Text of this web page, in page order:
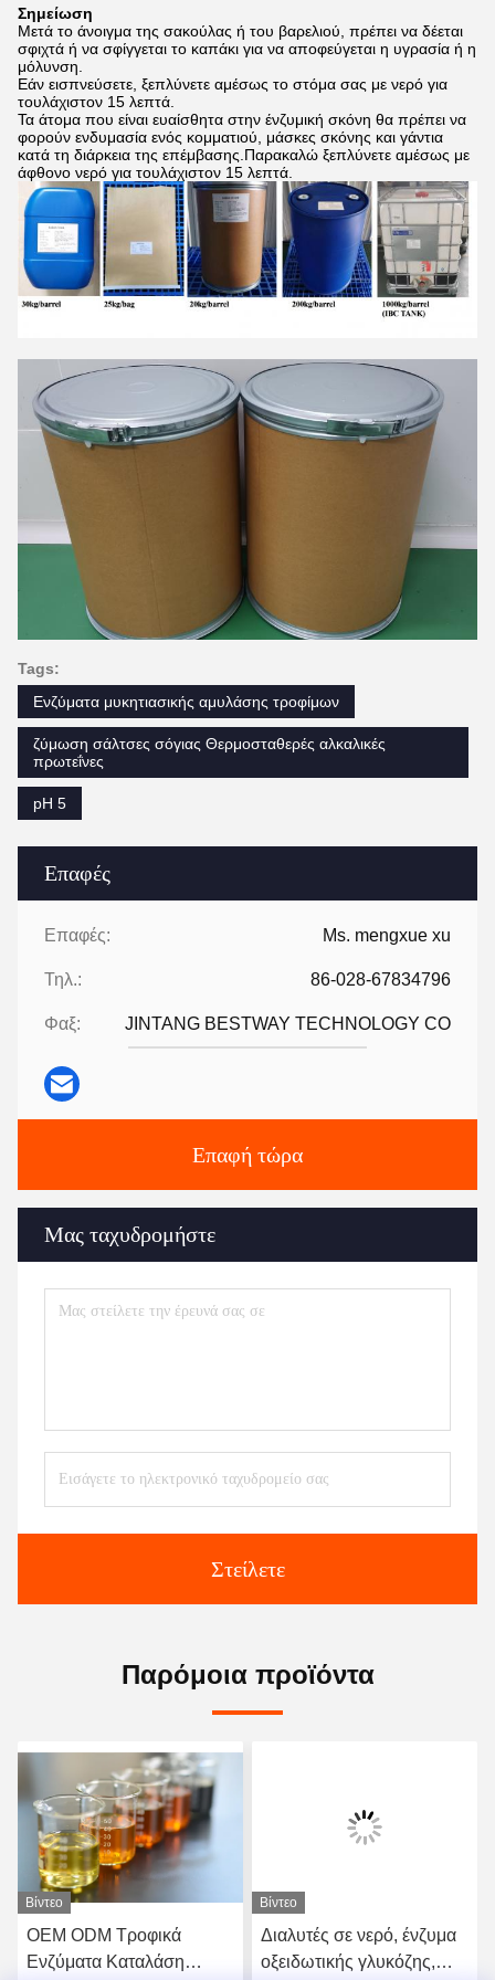
Επαφές
Επαφές: Ms. mengxue xu
Τηλ.: 86-028-67834796
Φαξ: JINTANG BESTWAY TECHNOLOGY CO
Επαφή τώρα
Μας ταχυδρομήστε
Στείλετε
Σημείωση
Μετά το άνοιγμα της σακούλας ή του βαρελιού, πρέπει να δέεται
σφιχτά ή να σφίγγεται το καπάκι για να αποφεύγεται η υγρασία ή η
μόλυνση.
Εάν εισπνεύσετε, ξεπλύνετε αμέσως το στόμα σας με νερό για
τουλάχιστον 15 λεπτά.
Τα άτομα που είναι ευαίσθητα στην ένζυμική σκόνη θα πρέπει να
φορούν ενδυμασία ενός κομματιού, μάσκες σκόνης και γάντια
κατά τη διάρκεια της επέμβασης.Παρακαλώ ξεπλύνετε αμέσως με
άφθονο νερό για τουλάχιστον 15 λεπτά.
Tags:
Ενζύματα μυκητιασικής αμυλάσης τροφίμων
ζύμωση σάλτσες σόγιας Θερμοσταθερές αλκαλικές
πρωτεΐνες
pH 5
Παρόμοια προϊόντα
Βίντεο
OEM ODM Τροφικά
Ενζύματα Καταλάση
Βίντεο
Διαλυτές σε νερό, ένζυμα
οξειδωτικής γλυκόζης,